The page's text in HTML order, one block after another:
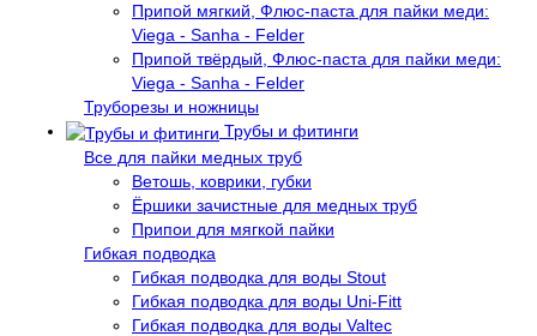
Припой мягкий, Флюс-паста для пайки меди:
Viega - Sanha - Felder
Припой твёрдый, Флюс-паста для пайки меди:
Viega - Sanha - Felder
Труборезы и ножницы
Трубы и фитинги
Все для пайки медных труб
Ветошь, коврики, губки
Ёршики зачистные для медных труб
Припои для мягкой пайки
Гибкая подводка
Гибкая подводка для воды Stout
Гибкая подводка для воды Uni-Fitt
Гибкая подводка для воды Valtec